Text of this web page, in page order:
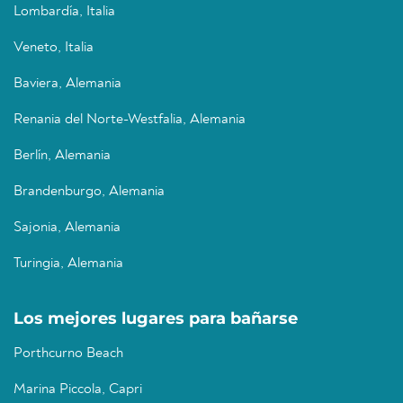
Lombardía, Italia
Veneto, Italia
Baviera, Alemania
Renania del Norte-Westfalia, Alemania
Berlín, Alemania
Brandenburgo, Alemania
Sajonia, Alemania
Turingia, Alemania
Los mejores lugares para bañarse
Porthcurno Beach
Marina Piccola, Capri